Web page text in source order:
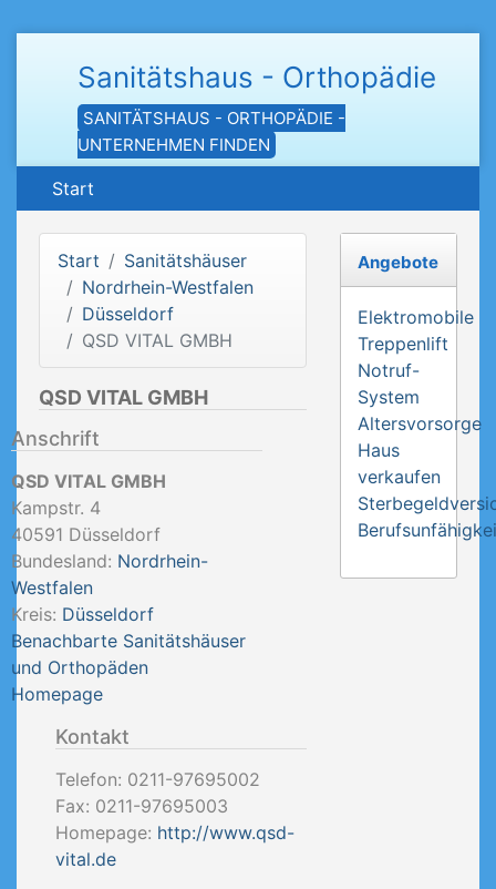
Sanitätshaus - Orthopädie
SANITÄTSHAUS - ORTHOPÄDIE -
UNTERNEHMEN FINDEN
Start
Start
Sanitätshäuser
Nordrhein-Westfalen
Düsseldorf
QSD VITAL GMBH
QSD VITAL GMBH
Anschrift
QSD VITAL GMBH
Kampstr. 4
40591 Düsseldorf
Bundesland: Nordrhein-
Westfalen
Kreis: Düsseldorf
Benachbarte Sanitätshäuser
und Orthopäden
Homepage
Kontakt
Telefon: 0211-97695002
Fax: 0211-97695003
Homepage: http://www.qsd-
vital.de
Angebote
Elektromobile
Treppenlift
Notruf-
System
Altersvorsorge
Haus
verkaufen